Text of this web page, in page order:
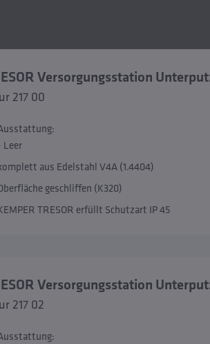
Versorgungsstation
217 00
Leer
aus Edelstahl V4A (1.4404)
geschliffen (K320)
TRESOR erfüllt Schutzart IP 45
Versorgungsstation
217 02